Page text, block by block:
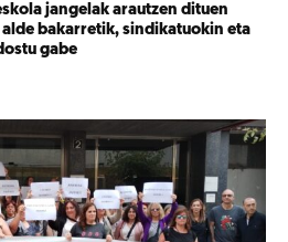
jangelak arautzen dituen
bakarretik, sindikatuokin eta
gabe